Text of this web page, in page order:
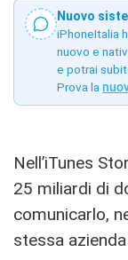
Nuovo
iPhoneItalia
nuovo e
e potrai
Prova la
Nell’iTunes
25 miliardi di
comunicarlo,
stessa